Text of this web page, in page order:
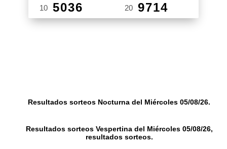
10 5036 20 9714
Resultados sorteos Nocturna del Miércoles 05/08/26.
Resultados sorteos Vespertina del Miércoles 05/08/26,
resultados sorteos.